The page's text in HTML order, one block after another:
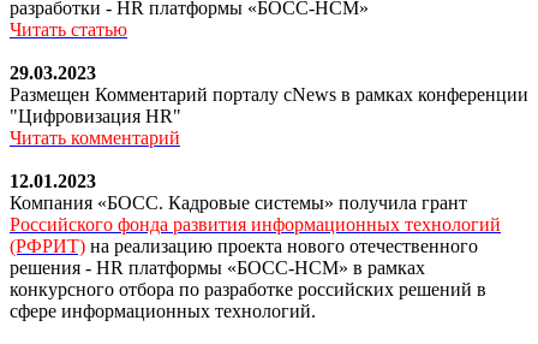
разработки - HR платформы «БОСС-HCM»
Читать статью
29.03.2023
Размещен Комментарий порталу cNews в рамках конференции
"Цифровизация HR"
Читать комментарий
12.01.2023
Компания «БОСС. Кадровые системы» получила грант
Российского фонда развития информационных технологий
(РФРИТ) на реализацию проекта нового отечественного
решения - HR платформы «БОСС-HCM» в рамках
конкурсного отбора по разработке российских решений в
сфере информационных технологий.